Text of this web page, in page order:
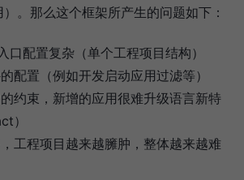
。那么这个框架所产生的问题如下：
口配置复杂（单个工程项目结构）
配置（例如开发启动应用过滤等）
约束，新增的应用很难升级语言新特
）
工程项目越来越臃肿，整体越来越难